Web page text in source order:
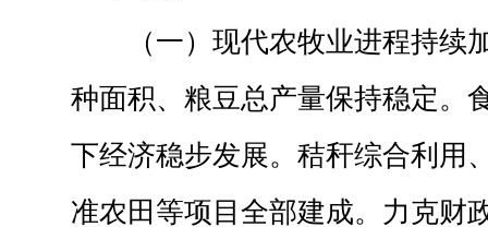
（一）现代农牧业进程持续
种面积、粮豆总产量保持稳定。
下经济稳步发展。秸秆综合利用
准农田等项目全部建成。力克财